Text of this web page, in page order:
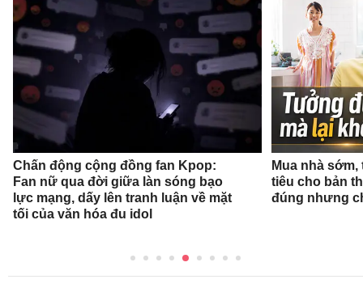
Chấn động cộng đồng fan Kpop:
Fan nữ qua đời giữa làn sóng bạo
lực mạng, dấy lên tranh luận về mặt
tối của văn hóa đu idol
Mua nhà
tiêu cho bản
đúng nhưng